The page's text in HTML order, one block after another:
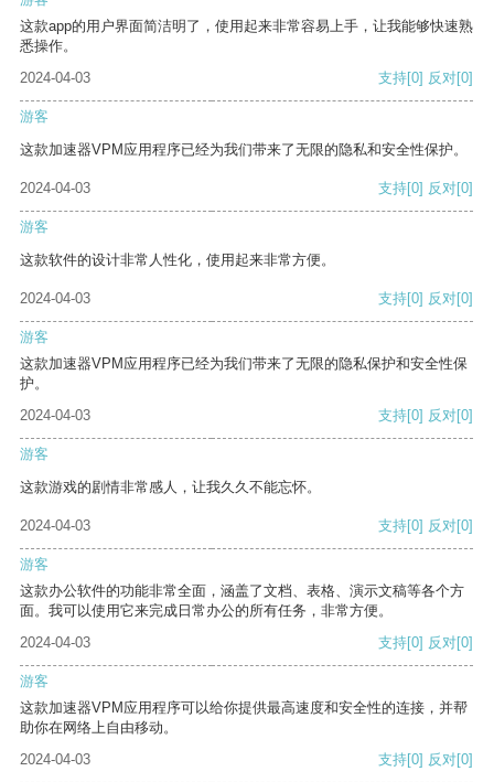
这款app的用户界面简洁明了，使用起来非常容易上手，让我能够快速熟
悉操作。
2024-04-03
支持[0] 反对[0]
游客
这款加速器VPM应用程序已经为我们带来了无限的隐私和安全性保护。
2024-04-03 支持[0] 反对[0]
游客
这款软件的设计非常人性化，使用起来非常方便。
2024-04-03 支持[0] 反对[0]
游客
这款加速器VPM应用程序已经为我们带来了无限的隐私保护和安全性保
护。
2024-04-03
支持[0] 反对[0]
游客
这款游戏的剧情非常感人，让我久久不能忘怀。
2024-04-03 支持[0] 反对[0]
游客
这款办公软件的功能非常全面，涵盖了文档、表格、演示文稿等各个方
面。我可以使用它来完成日常办公的所有任务，非常方便。
2024-04-03
支持[0] 反对[0]
游客
这款加速器VPM应用程序可以给你提供最高速度和安全性的连接，并帮
助你在网络上自由移动。
2024-04-03
支持[0] 反对[0]